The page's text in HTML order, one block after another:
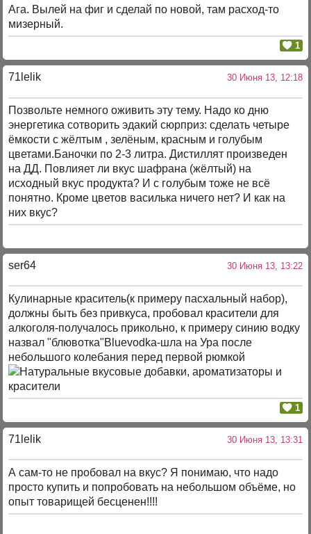
Ага. Вылей на фиг и сделай по новой, там расход-то
мизерный.
1
71lelik 30 Июня 13, 12:18
Позвольте немного оживить эту тему. Надо ко дню
энергетика сотворить эдакий сюрприз: сделать четыре
ёмкости с жёлтым , зелёным, красным и голубым
цветами.Баночки по 2-3 литра. Дистиллят произведен
на ДД. Повлияет ли вкус шафрана (жёлтый) на
исходный вкус продукта? И с голубым тоже не всё
понятно. Кроме цветов василька ничего нет? И как на
них вкус?
ser64 30 Июня 13, 13:22
Кулинарные краситель(к примеру пасхальный набор),
должны быть без привкуса, пробовал красители для
алкоголя-получалось прикольно, к примеру синию водку
назвал "блювотка"Bluevodka-шла на Ура после
небольшого колебания перед первой рюмкой
1
71lelik 30 Июня 13, 13:31
А сам-то не пробовал на вкус? Я понимаю, что надо
просто купить и попробовать на небольшом объёме, но
опыт товарищей бесценен!!!!